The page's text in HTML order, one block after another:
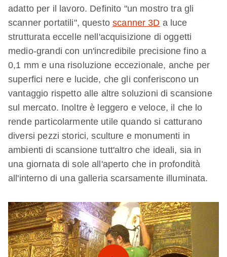
adatto per il lavoro. Definito "un mostro tra gli
scanner portatili", questoscanner 3D a luce
strutturata eccelle nell'acquisizione di oggetti
medio-grandi con un'incredibile precisione fino a
0,1 mm e una risoluzione eccezionale, anche per
superfici nere e lucide, che gli conferiscono un
vantaggio rispetto alle altre soluzioni di scansione
sul mercato. Inoltre è leggero e veloce, il che lo
rende particolarmente utile quando si catturano
diversi pezzi storici, sculture e monumenti in
ambienti di scansione tutt'altro che ideali, sia in
una giornata di sole all'aperto che in profondità
all'interno di una galleria scarsamente illuminata.